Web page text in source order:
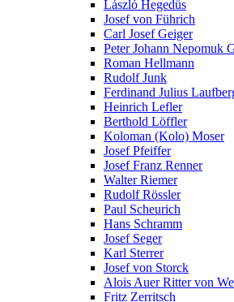
László Hegedüs
Josef von Führich
Carl Josef Geiger
Peter Johann Nepomuk
Roman Hellmann
Rudolf Junk
Ferdinand Julius
Heinrich Lefler
Berthold Löffler
Koloman (Kolo) Moser
Josef Pfeiffer
Josef Franz Renner
Walter Riemer
Rudolf Rössler
Paul Scheurich
Hans Schramm
Josef Seger
Karl Sterrer
Josef von Storck
Alois Auer Ritter von
Fritz Zerritsch